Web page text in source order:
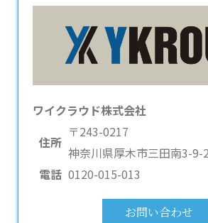
ワイクラウド株式会社
住所
〒243-0217
神奈川県厚木市三田南3-9-2
電話 0120-015-013
お問い合わせ